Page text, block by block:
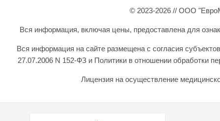
© 2023-2026 // ООО
Вся информация, включая цены, предоставлена для
Вся информация на сайте размещена с согласия
27.07.2006 N 152-ФЗ и Политики в отношении обработки
Лицензия на осуществление